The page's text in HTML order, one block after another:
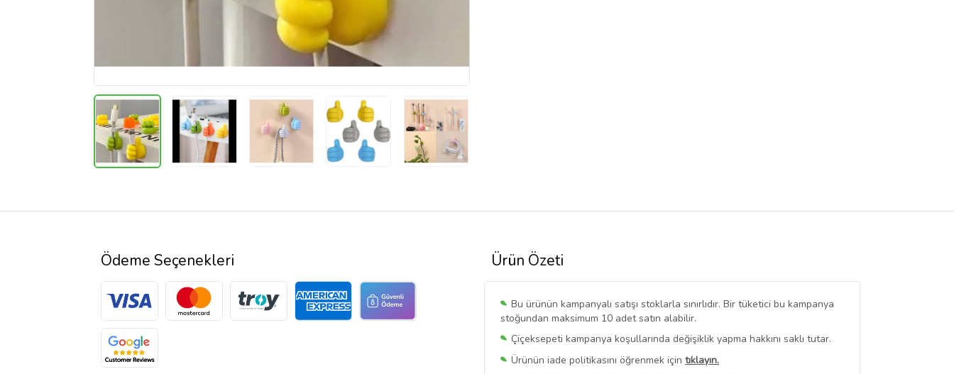
Ürün Özeti
Bu ürünün kampanyalı satışı stoklarla sınırlıdır. Bir tüketici bu kampanya
stoğundan maksimum 10 adet satın alabilir.
Çiçeksepeti kampanya koşullarında değişiklik yapma hakkını saklı tutar.
Ürünün iade politikasını öğrenmek için tıklayın.
Ödeme Seçenekleri